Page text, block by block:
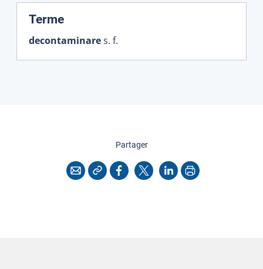
Terme:
decontaminares. f.
Partagercette page
CourrielCopier l'adresse
Facebook
X LinkedInImprimer